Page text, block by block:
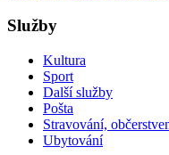
Služby
Kultura
Sport
Další služby
Pošta
Stravování,
Ubytování